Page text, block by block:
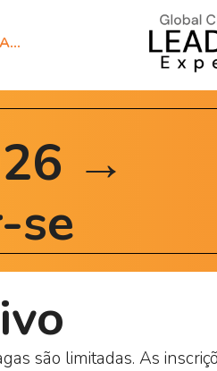
→
se
são limitadas. As